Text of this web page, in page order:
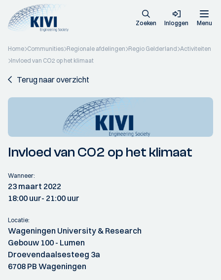
Zoeken Inloggen Menu
Home Communities Regionale afdelingen Regio Gelderland Activiteiten
Invloed van CO2 op het klimaat
Terug naar overzicht
Invloed van CO2 op het klimaat
Wanneer:
23 maart 2022
18:00 uur- 21:00 uur
Locatie:
Wageningen University & Research
Gebouw 100 - Lumen
Droevendaalsesteeg 3a
6708 PB Wageningen